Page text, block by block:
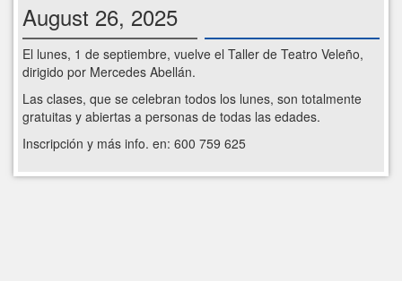
August 26, 2025
El lunes, 1 de septiembre, vuelve el Taller de Teatro Veleño,
dirigido por Mercedes Abellán.
Las clases, que se celebran todos los lunes, son totalmente
gratuitas y abiertas a personas de todas las edades.
Inscripción y más info. en: 600 759 625